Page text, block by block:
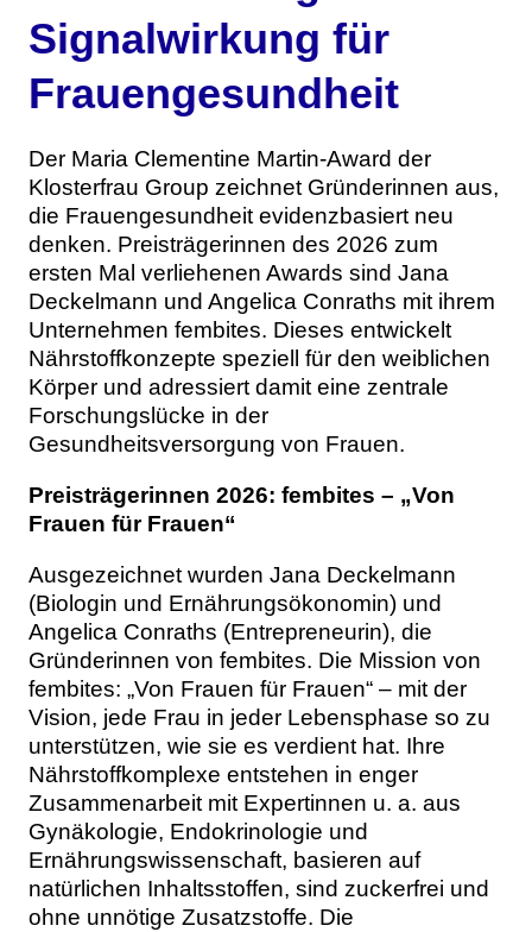
Signalwirkung für
Frauengesundheit
Der Maria Clementine Martin-Award der
Klosterfrau Group zeichnet Gründerinnen aus,
die Frauengesundheit evidenzbasiert neu
denken. Preisträgerinnen des 2026 zum
ersten Mal verliehenen Awards sind Jana
Deckelmann und Angelica Conraths mit ihrem
Unternehmen fembites. Dieses entwickelt
Nährstoffkonzepte speziell für den weiblichen
Körper und adressiert damit eine zentrale
Forschungslücke in der
Gesundheitsversorgung von Frauen.
Preisträgerinnen 2026: fembites – „Von
Frauen für Frauen“
Ausgezeichnet wurden Jana Deckelmann
(Biologin und Ernährungsökonomin) und
Angelica Conraths (Entrepreneurin), die
Gründerinnen von fembites. Die Mission von
fembites: „Von Frauen für Frauen“ – mit der
Vision, jede Frau in jeder Lebensphase so zu
unterstützen, wie sie es verdient hat. Ihre
Nährstoffkomplexe entstehen in enger
Zusammenarbeit mit Expertinnen u. a. aus
Gynäkologie, Endokrinologie und
Ernährungswissenschaft, basieren auf
natürlichen Inhaltsstoffen, sind zuckerfrei und
ohne unnötige Zusatzstoffe. Die